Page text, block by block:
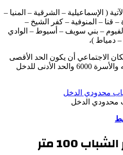
( الإسماعيلية – الشرقية – المنيا –
– قنا – المنوفية – كفر الشيخ –
– بني سويف – أسيوط – الوادي
– دمياط )،
الاجتماعي أن يكون الحد الأقصى
لدخل الفرد الأعزب 4500 جنيه والأسرة 6000 والحد الأدنى للدخل
محدودي الدخل
الشباب100متر